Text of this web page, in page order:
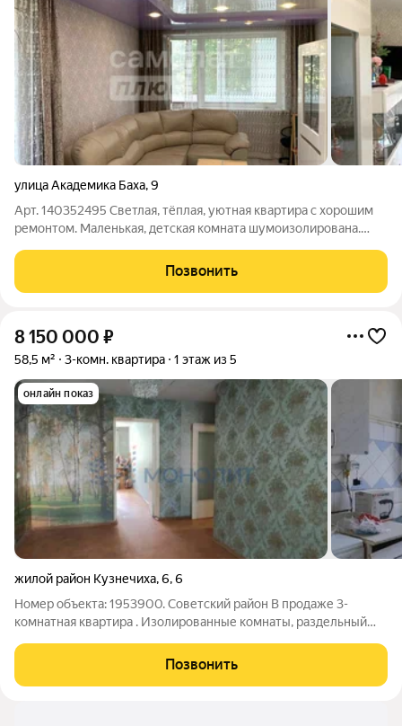
улица Академика Баха,9
Арт. 140352495 Светлая, тёплая, уютная квартира с хорошим
ремонтом. Маленькая, детская комната шумоизолирована.
Первый этаж не недостаток, а преимущество, при высоком
этаже, наличием лоджии с
Позвонить
8 150 000 ₽
58,5 м² 3-комн. квартира 1 этаж из 5
онлайн показ
жилой район Кузнечиха,6,6
Номер объекта: 1953900. Советский район В продаже 3-
комнатная квартира . Изолированные комнаты, раздельный
школа, недалеко детская поликлиника. Тихий спальный район,
где есть все для
Позвонить